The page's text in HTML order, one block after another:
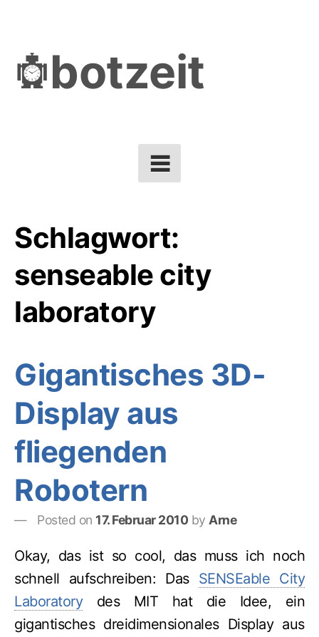
contentbotzeit
Schlagwort:
senseable city
laboratory
Gigantisches 3D-
Display aus
fliegenden
Robotern
Posted on 17. Februar 2010 by Arne
Okay, das ist so cool, das muss ich noch
schnell aufschreiben: Das SENSEable City
Laboratorydes MIT hat die Idee, ein
gigantisches dreidimensionales Display aus